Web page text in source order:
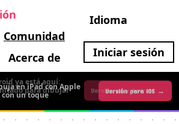
Comunidad
Acerca de
Idioma
Iniciar sesión
ya está aquí:
para dibujar
Versión para Android →
en iPad con Apple
un toque
Versión para iOS →